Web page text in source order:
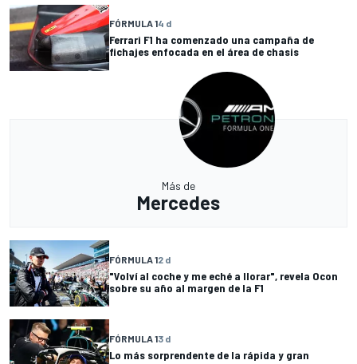
FÓRMULA 14 d
Ferrari F1 ha comenzado una campaña de
fichajes enfocada en el área de chasis
Más de
Mercedes
FÓRMULA 12 d
"Volví al coche y me eché a llorar", revela Ocon
sobre su año al margen de la F1
FÓRMULA 13 d
Lo más sorprendente de la rápida y gran